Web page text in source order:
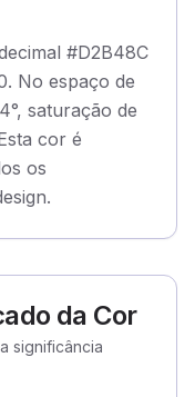
#D2B48C
No espaço de
saturação de
cor é
os
da Cor
significância